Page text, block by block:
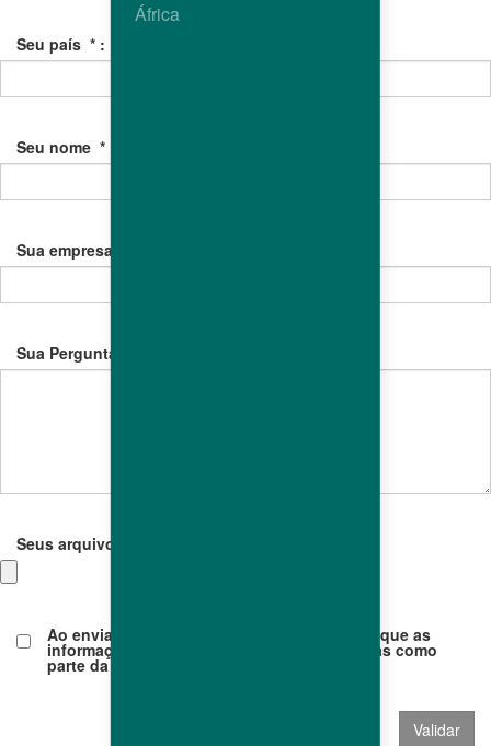
Seu país * :
Seu nome *
Sua empresa
Sua Pergunta Técnica
Seus arquivos
Ao enviar este formulário de contato, aceito que as
informações pessoais inseridas serão usadas como
parte da minha solicitação.
África